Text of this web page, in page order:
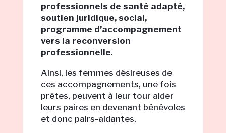
professionnels de santé adapté,
soutien juridique, social,
programme d’accompagnement
vers la reconversion
professionnelle.
Ainsi, les femmes désireuses de
ces accompagnements, une fois
prêtes, peuvent à leur tour aider
leurs paires en devenant bénévoles
et donc pairs-aidantes.